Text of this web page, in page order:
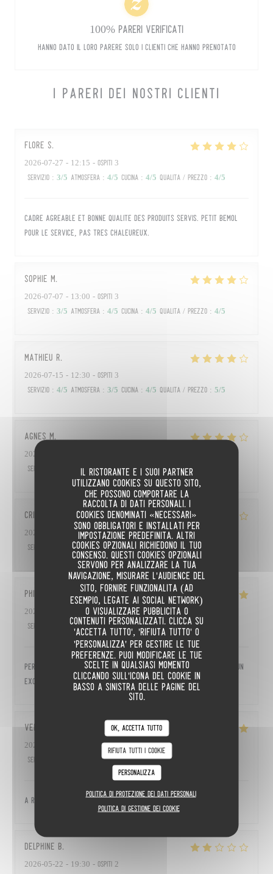
Il ristorante e i suoi partner
utilizzano cookies su questo sito,
che possono comportare la
raccolta di dati personali. I
cookies denominati «necessari»
sono obbligatori e installati per
impostazione predefinita. Altri
cookies opzionali richiedono il tuo
consenso. Questi cookies opzionali
servono per analizzare la tua
navigazione, misurare l'audience del
sito, fornire funzionalità (ad
esempio, legate ai social network)
o visualizzare pubblicità o
contenuti personalizzati. Clicca su
'Accetta tutto', 'Rifiuta tutto' o
'Personalizza' per gestire le tue
preferenze. Puoi modificare le tue
scelte in qualsiasi momento
cliccando sull'icona del cookie in
basso a sinistra delle pagine del
sito.
Ok, accetta tutto
Rifiuta tutti i cookie
Personalizza
Politica di protezione dei dati personali
Politica di gestione dei cookie
I PARERI DEI NOSTRI CLIENTI
Flore S
2026-07-27 - 12:15 - Ospiti 3
Servizio : 3/5 Atmosfera : 4/5 Cucina : 4/5 Qualità / Prezzo : 4/5
Cadre agréable et bonne qualite des produits servis. Petit bémol
pour le service, pas très chaleureux.
sophie M
2026-07-07 - 13:00 - Ospiti 3
Servizio : 3/5 Atmosfera : 4/5 Cucina : 4/5 Qualità / Prezzo : 4/5
Mathieu R
2026-07-15 - 12:30 - Ospiti 3
Servizio : 4/5 Atmosfera : 3/5 Cucina : 4/5 Qualità / Prezzo : 5/5
Agnès M
2026-07-01
Servizio
Atmosfera: 4/5 Cucina : 4/5 Qualità / Prezzo
Cristina
2026-06-22
- 20:45 - Ospiti 2
Servizio
Atmosfera : 3/5 Cucina : 3/5 Qualità / Prezzo
Philippe
2026-06-15
- 12:30 - Ospiti 2
Servizio
Atmosfera: 4/5 Cucina: 5/5 Qualità / Prezzo
Personnel avenant et aimable avec respect du client. Surtout : un
excellent rapport qualité/prix
Véronique
2026-05-27
- 12:30 - Ospiti 3
Servizio
: 5/5 Cucina: 4/5 Qualità / Prezzo
A recommander
Delphine B
2026-05-22 - 19:30 - Ospiti 2
100% pareri verificati
Hanno dato il loro parere solo i clienti che hanno prenotato